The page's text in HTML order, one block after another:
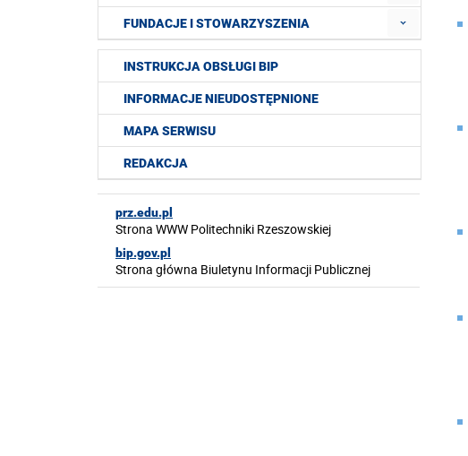
FUNDACJE I STOWARZYSZENIA
INSTRUKCJA OBSŁUGI BIP
INFORMACJE NIEUDOSTĘPNIONE
MAPA SERWISU
REDAKCJA
prz.edu.pl
Strona WWW Politechniki Rzeszowskiej
bip.gov.pl
Strona główna Biuletynu Informacji Publicznej